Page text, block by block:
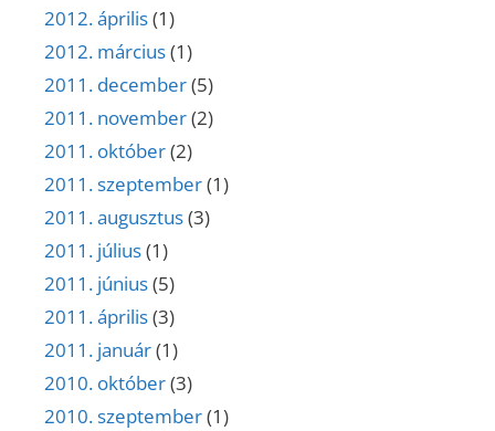
2012. április(1)
2012. március(1)
2011. december(5)
2011. november(2)
2011. október(2)
2011. szeptember(1)
2011. augusztus(3)
2011. július(1)
2011. június(5)
2011. április(3)
2011. január(1)
2010. október(3)
2010. szeptember(1)